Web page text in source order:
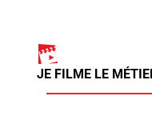
JE FILME LE